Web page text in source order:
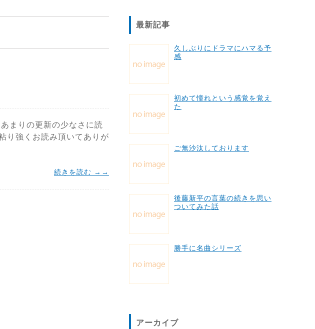
まりの更新の少なさに読
り強くお読み頂いてありが
続きを読む →→
最新記事
久しぶりにドラマにハマる予
感
初めて憧れという感覚を覚え
た
ご無沙汰しております
後藤新平の言葉の続きを思い
ついてみた話
勝手に名曲シリーズ
アーカイブ